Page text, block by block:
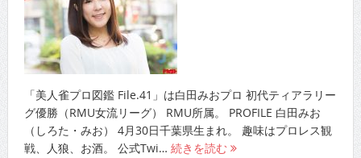
「美人雀プロ図鑑 File.41」は白田みおプロ 初代ティアラリー
グ優勝（RMU女流リーグ） RMU所属。 PROFILE 白田みお
（しろた・みお） 4月30日千葉県生まれ。 趣味はプロレス観
戦、人狼、お酒。 公式Twi… 続きを読む